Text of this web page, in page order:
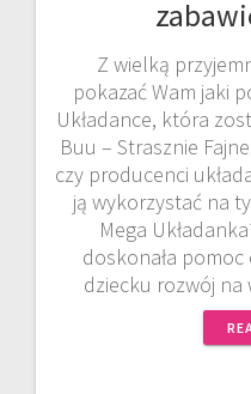
Z wielką
pokazać Wam jaki
Układance, która
Buu – Strasznie
czy producenci
ją wykorzystać na
Mega
doskonała pomoc
dziecku rozwój